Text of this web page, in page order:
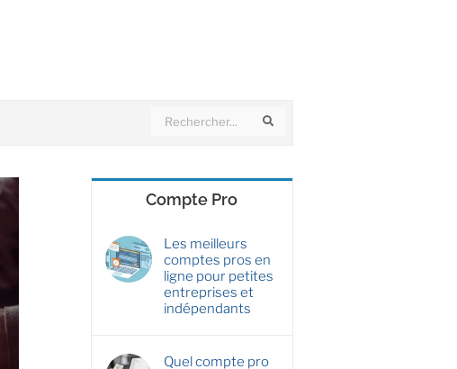
Compte Pro
Les meilleurs
comptes pros en
ligne pour petites
entreprises et
indépendants
Quel compte pro